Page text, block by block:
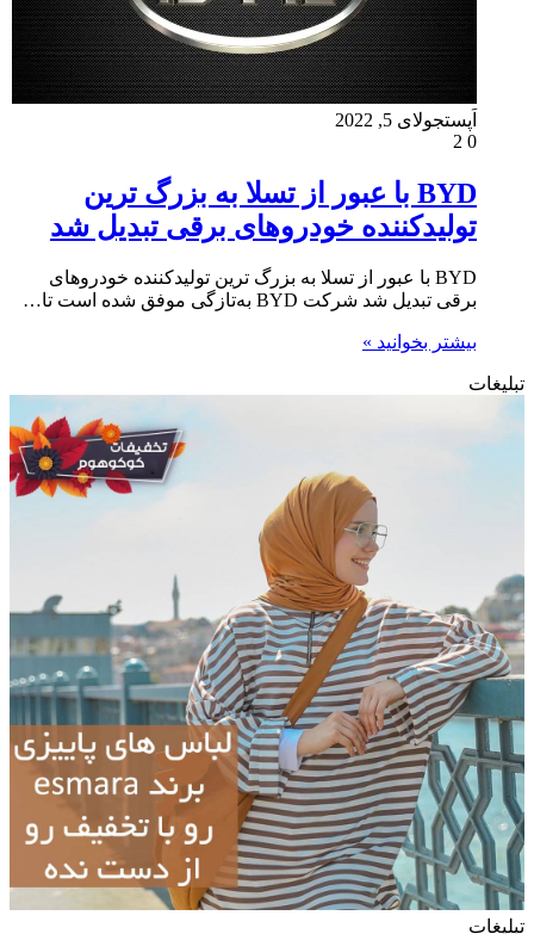
اَپستجولای 5, 2022
0
BYD با عبور از تسلا به بزرگ ترین
تولیدکننده خودروهای برقی تبدیل شد
BYD با عبور از تسلا به بزرگ ترین تولیدکننده خودروهای
برقی تبدیل شد شرکت BYD به‌تازگی موفق شده است تا…
بیشتر بخوانید »
تبلیغات
تبلیغات